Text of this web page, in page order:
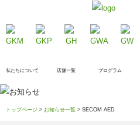
私たちについて 店舗一覧 プログラム
トップページ > お知らせ一覧 > SECOM AED